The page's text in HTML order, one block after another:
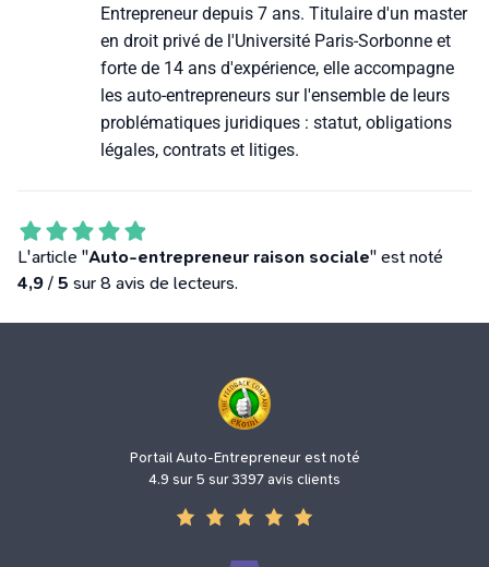
Entrepreneur depuis 7 ans. Titulaire d'un master
en droit privé de l'Université Paris-Sorbonne et
forte de 14 ans d'expérience, elle accompagne
les auto-entrepreneurs sur l'ensemble de leurs
problématiques juridiques : statut, obligations
légales, contrats et litiges.
L'article "Auto-entrepreneur raison sociale" est noté
4,9 / 5 sur 8 avis de lecteurs.
Portail Auto-Entrepreneur est noté
4.9 sur 5 sur 3397 avis clients